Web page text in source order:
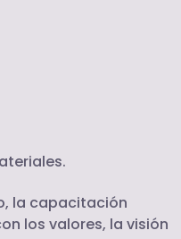
la capacitación
los valores, la visión